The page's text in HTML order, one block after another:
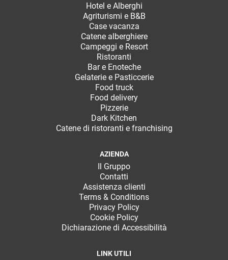
Hotel e Alberghi
Agriturismi e B&B
Case vacanza
Catene alberghiere
Campeggi e Resort
Ristoranti
Bar e Enoteche
Gelaterie e Pasticcerie
Food truck
Food delivery
Pizzerie
Dark Kitchen
Catene di ristoranti e franchising
AZIENDA
Il Gruppo
Contatti
Assistenza clienti
Terms & Conditions
Privacy Policy
Cookie Policy
Dichiarazione di Accessibilità
LINK UTILI